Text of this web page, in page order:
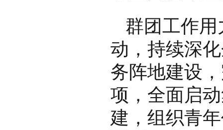
群团工作
动，持续深
务阵地建设
项，全面启
建，组织青